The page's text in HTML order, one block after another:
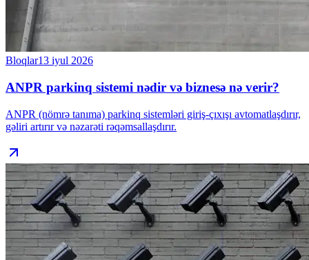
Bloqlar13 iyul 2026
ANPR parkinq sistemi nədir və biznesə nə verir?
ANPR (nömrə tanıma) parkinq sistemləri giriş-çıxışı avtomatlaşdırır,
gəliri artırır və nəzarəti rəqəmsallaşdırır.